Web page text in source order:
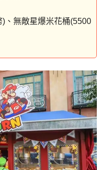
、無敵星爆米花桶(5500